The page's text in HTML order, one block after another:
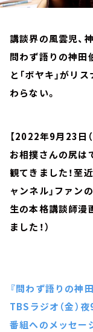
講談界の風雲児、
問わず語りの神田
と「ボヤキ」がリ
わらない。
【2022年9月23日
お相撲さんの尻は
観てきました！至
ャンネル」ファン
生の本格講談師漫
ました！）
『問わず語りの神
TBSラジオ（金）
番組へのメッセー